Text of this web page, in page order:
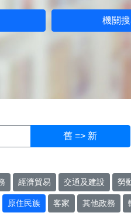
機關
舊 => 新
經濟貿易 交通及建設 勞
原住民族 客家 其他政務